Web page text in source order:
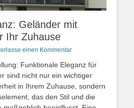
Geländer mit
Ihr Zuhause
einen Kommentar
Funktionale Eleganz für
sind nicht nur ein wichtiger
in Ihrem Zuhause, sondern
das den Stil und die